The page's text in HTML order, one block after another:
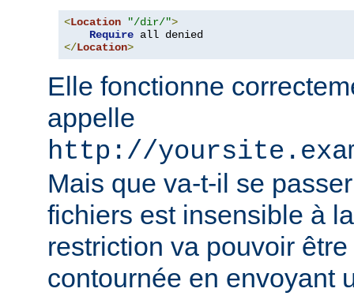
<Location "/dir/">
Require
</Location>
Elle fonctionne
appelle
http://
Mais que va-t-il se
fichiers est insensible à
restriction va pouvoir
contournée en envoyant